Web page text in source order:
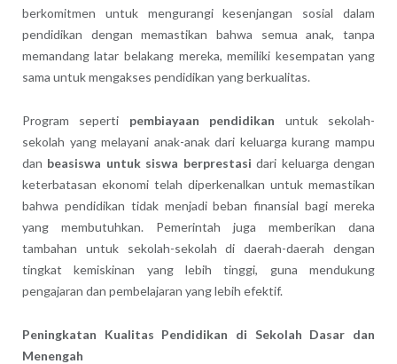
berkomitmen untuk mengurangi kesenjangan sosial dalam
pendidikan dengan memastikan bahwa semua anak, tanpa
memandang latar belakang mereka, memiliki kesempatan yang
sama untuk mengakses pendidikan yang berkualitas.
Program seperti pembiayaan pendidikan untuk sekolah-
sekolah yang melayani anak-anak dari keluarga kurang mampu
dan beasiswa untuk siswa berprestasi dari keluarga dengan
keterbatasan ekonomi telah diperkenalkan untuk memastikan
bahwa pendidikan tidak menjadi beban finansial bagi mereka
yang membutuhkan. Pemerintah juga memberikan dana
tambahan untuk sekolah-sekolah di daerah-daerah dengan
tingkat kemiskinan yang lebih tinggi, guna mendukung
pengajaran dan pembelajaran yang lebih efektif.
Peningkatan Kualitas Pendidikan di Sekolah Dasar dan
Menengah